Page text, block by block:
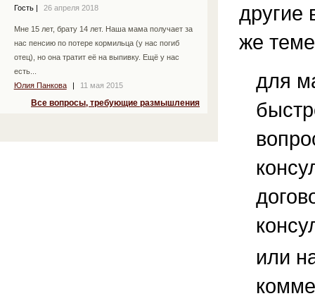
Гость
26 апреля 2018
Мне 15 лет, брату 14 лет. Наша мама получает за
нас пенсию по потере кормильца (у нас погиб
отец), но она тратит её на выпивку. Ещё у нас
есть...
Юлия Панкова
11 мая 2015
Все вопросы, требующие размышления
другие
же
для
или